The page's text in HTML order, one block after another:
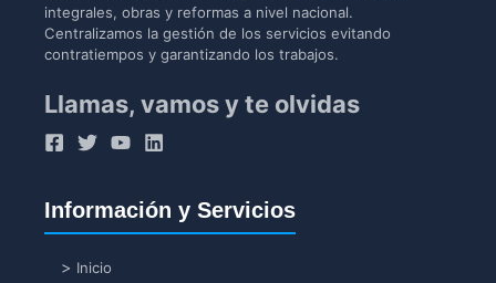
integrales, obras y reformas a nivel nacional.
Centralizamos la gestión de los servicios evitando
contratiempos y garantizando los trabajos.
Llamas, vamos y te olvidas
Información y Servicios
Inicio